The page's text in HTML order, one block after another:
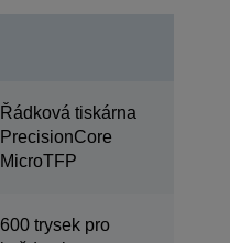
Řádková tiskárna
PrecisionCore
MicroTFP
600 trysek pro